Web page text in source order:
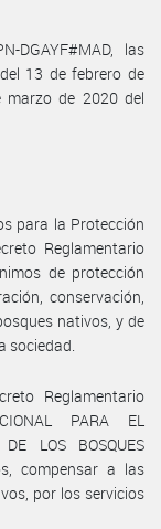
DGAYF#MAD, las
13 de febrero de
de 2020 del
para la Protección
Reglamentario
de protección
conservación,
nativos, y de
sociedad.
Reglamentario
PARA EL
LOS BOSQUES
compensar a las
por los servicios